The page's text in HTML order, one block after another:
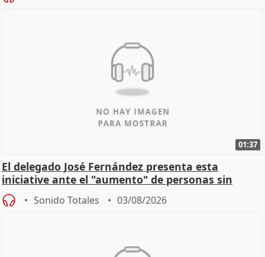
01:37
El delegado José Fernández presenta esta
iniciative ante el "aumento" de personas sin
hogar en Madri
Sonido Totales 03/08/2026